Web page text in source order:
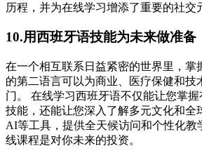
历程，并为在线学习增添了重要的社交
10.用西班牙语技能为未来做准备
在一个相互联系日益紧密的世界里，掌
的第二语言可以为商业、医疗保健和技
门。 在线学习西班牙语不仅能让您掌
技能，还能让您深入了解多元文化和全
AI等工具，提供全天候访问和个性化教
线课程是对你未来的投资。